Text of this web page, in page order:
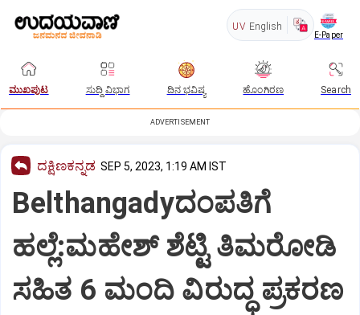
UV English
E-Paper
ಮುಖಪುಟ ಸುದ್ದಿ ವಿಭಾಗ ದಿನ ಭವಿಷ್ಯ ಹೊಂಗಿರಣ Search
ADVERTISEMENT
ದಕ್ಷಿಣಕನ್ನಡ SEP 5, 2023, 1:19 AM IST
Belthangadyದಂಪತಿಗೆ
ಹಲ್ಲೆ:ಮಹೇಶ್‌ ಶೆಟ್ಟಿ ತಿಮರೋಡಿ
ಸಹಿತ 6 ಮಂದಿ ವಿರುದ್ಧ ಪ್ರಕರಣ